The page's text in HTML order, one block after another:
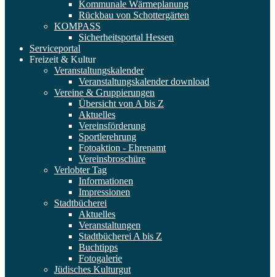
Kommunale Wärmeplanung
Rückbau von Schottergärten
KOMPASS
Sicherheitsportal Hessen
Serviceportal
Freizeit & Kultur
Veranstaltungskalender
Veranstaltungskalender download
Vereine & Gruppierungen
Übersicht von A bis Z
Aktuelles
Vereinsförderung
Sportlerehrung
Fotoaktion - Ehrenamt
Vereinsbroschüre
Verlobter Tag
Informationen
Impressionen
Stadtbücherei
Aktuelles
Veranstaltungen
Stadtbücherei A bis Z
Buchtipps
Fotogalerie
Jüdisches Kulturgut